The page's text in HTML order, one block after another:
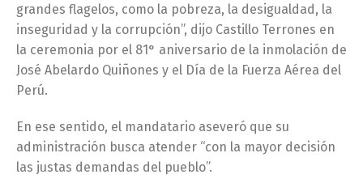
grandes flagelos, como la pobreza, la desigualdad, la
inseguridad y la corrupción”, dijo Castillo Terrones en
la ceremonia por el 81° aniversario de la inmolación de
José Abelardo Quiñones y el Día de la Fuerza Aérea del
Perú.
En ese sentido, el mandatario aseveró que su
administración busca atender “con la mayor decisión
las justas demandas del pueblo”.